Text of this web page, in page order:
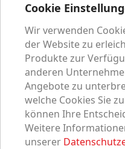
Hund
Vögel
Cookie
Wir verwenden
der Website zu
Produkte zur
anderen
Angebote zu
welche Cookies Sie
können Ihre
Weitere
unserer